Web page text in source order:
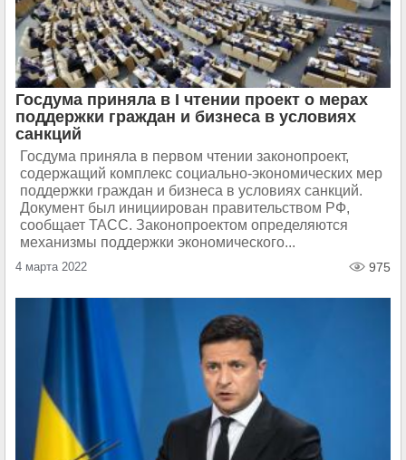
Госдума приняла в I чтении проект о мерах
поддержки граждан и бизнеса в условиях
санкций
Госдума приняла в первом чтении законопроект,
содержащий комплекс социально-экономических мер
поддержки граждан и бизнеса в условиях санкций.
Документ был инициирован правительством РФ,
сообщает ТАСС. Законопроектом определяются
механизмы поддержки экономического...
4 марта 2022 975